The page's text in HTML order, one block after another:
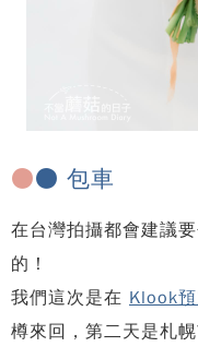
●● 包車
在台灣拍攝都會建議
的！
我們這次是在 Klook
樽來回，第二天是札